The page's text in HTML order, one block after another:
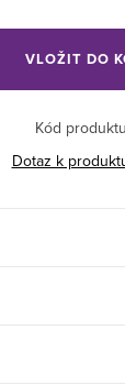
VLOŽIT DO
Kód
Dotaz k